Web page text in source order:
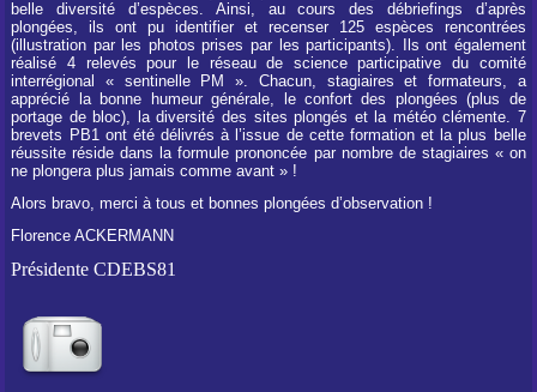
belle diversité d’espèces. Ainsi, au cours des débriefings d’après
plongées, ils ont pu identifier et recenser 125 espèces rencontrées
(illustration par les photos prises par les participants). Ils ont également
réalisé 4 relevés pour le réseau de science participative du comité
interrégional « sentinelle PM ». Chacun, stagiaires et formateurs, a
apprécié la bonne humeur générale, le confort des plongées (plus de
portage de bloc), la diversité des sites plongés et la météo clémente. 7
brevets PB1 ont été délivrés à l’issue de cette formation et la plus belle
réussite réside dans la formule prononcée par nombre de stagiaires « on
ne plongera plus jamais comme avant » !
Alors bravo, merci à tous et bonnes plongées d’observation !
Florence ACKERMANN
Présidente CDEBS81